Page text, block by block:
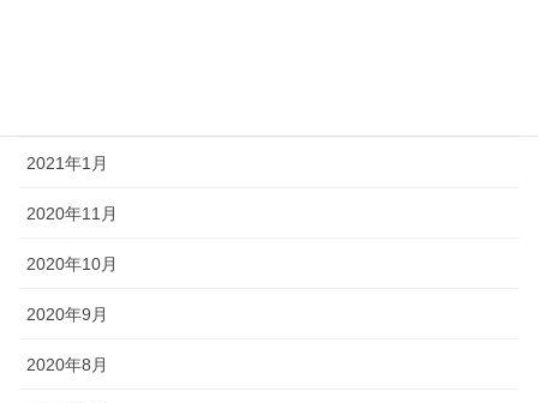
2021年1月
2020年11月
2020年10月
2020年9月
2020年8月